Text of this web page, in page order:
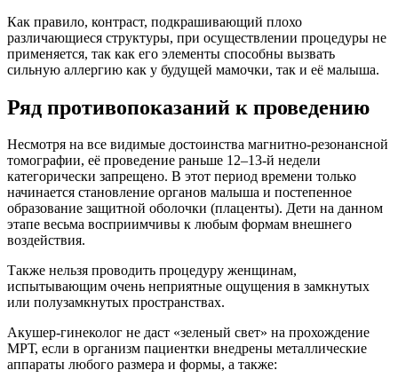
Как правило, контраст, подкрашивающий плохо
различающиеся структуры, при осуществлении процедуры не
применяется, так как его элементы способны вызвать
сильную аллергию как у будущей мамочки, так и её малыша.
Ряд противопоказаний к проведению
Несмотря на все видимые достоинства магнитно-резонансной
томографии, её проведение раньше 12–13-й недели
категорически запрещено. В этот период времени только
начинается становление органов малыша и постепенное
образование защитной оболочки (плаценты). Дети на данном
этапе весьма восприимчивы к любым формам внешнего
воздействия.
Также нельзя проводить процедуру женщинам,
испытывающим очень неприятные ощущения в замкнутых
или полузамкнутых пространствах.
Акушер-гинеколог не даст «зеленый свет» на прохождение
МРТ, если в организм пациентки внедрены металлические
аппараты любого размера и формы, а также: